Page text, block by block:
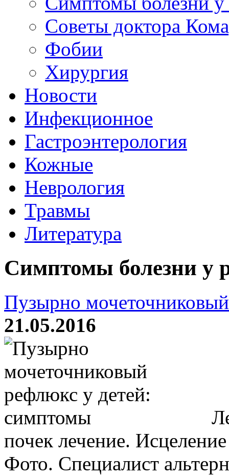
Советы доктора
Фобии
Хирургия
Новости
Инфекционное
Гастроэнтерология
Кожные
Неврология
Травмы
Литература
Симптомы болезни у
Пузырно
21.05.2016
почек лечение.
Фото. Специалист